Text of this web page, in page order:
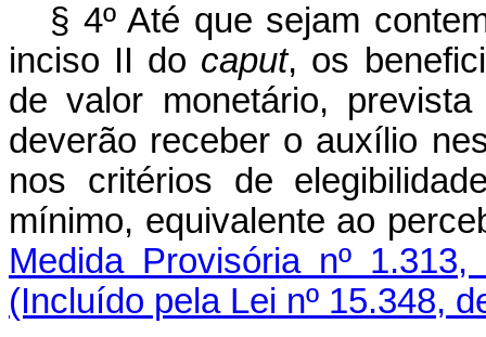
§ 4º Até que sejam
inciso II do caput, os
de valor monetário,
deverão receber o auxílio
nos critérios de
mínimo, equivalente ao
Medida Provisória nº
(Incluído pela Lei nº 15.348,